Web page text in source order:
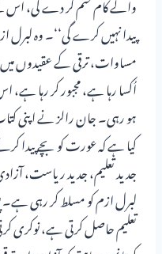
پیدا نہیں کرے گی‘‘۔ وہ لبرل
مساوات، ترقی کے عقیدوں میں
اُکسا رہا ہے، مجبور کر رہا ہے،
ہو رہی۔ جان رالز نے اپنی
کیا ہے کہ عورت کو بچے پیدا
جدید تعلیم، جدید ریاست،
لبرل ازم کو مسلط کر رہی
تعلیم حاصل کرتی ہے، نوکری